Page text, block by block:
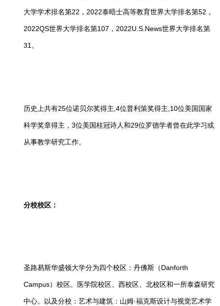
大学学术排名第22，2022泰晤士高等教育世界大学排名第52，
2022QS世界大学排名第107，2022U.S.News世界大学排名第
31。
历史上共有25位诺贝尔奖得主,4位普利策奖得主,10位美国国家
科学奖章得主，3位美国桂冠诗人和29位罗德学者曾在此学习或
从事教学研究工作。
分校校区：
圣路易斯华盛顿大学分为四个校区：丹佛斯（Danforth
Campus）校区、医学院校区、西校区、北校区和一所泰森研究
中心。以及分校：艺术与建筑：山姆·福克斯设计与视觉艺术学